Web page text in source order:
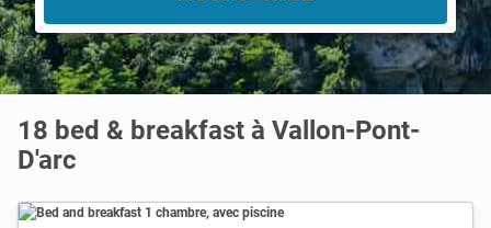
18 bed & breakfast à Vallon-Pont-
D'arc